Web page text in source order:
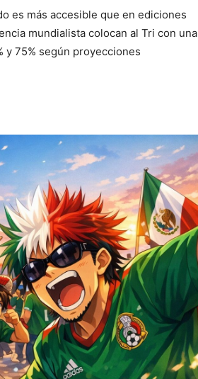
es más accesible que en ediciones
mundialista colocan al Tri con una
y 75% según proyecciones